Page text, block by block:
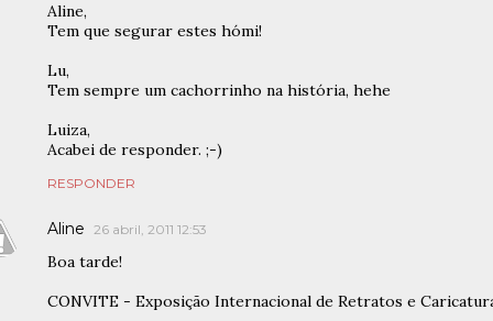
Aline,
Tem que segurar estes hómi!
Lu,
Tem sempre um cachorrinho na história, hehe
Luiza,
Acabei de responder. ;-)
RESPONDER
Aline 26 abril, 2011 12:53
Boa tarde!
CONVITE - Exposição Internacional de Retratos e